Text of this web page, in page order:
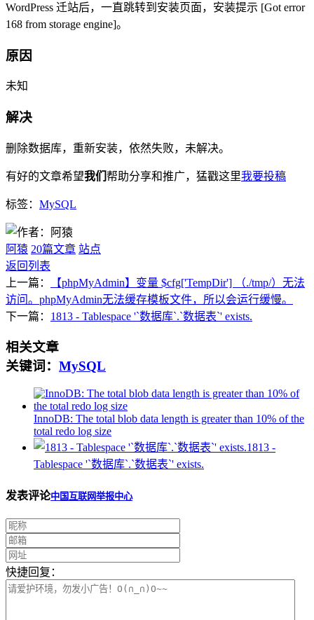
WordPress 迁站后，一直跳转到安装页面，安装提示 [Got error
168 from storage engine]。
原因
未知
解决
删除数据库，重新安装，依然失败，未解决。
有好的文章希望我们 帮助分享和推广，猛戳这里我要投稿
标签： MySQL
阿猿 20篇文章 站点
返回列表
上一篇：
【phpMyAdmin】变量 $cfg['TempDir'] （./tmp/）无法
访问。phpMyAdmin无法缓存模板文件，所以会运行缓慢。
下一篇： 1813 - Tablespace '`数据库`.`数据表`' exists.
相关文章
关键词： MySQL
InnoDB: The total blob data length is greater than 10% of the
total redo log size
1813 -
Tablespace '`数据库`.`数据表`' exists.
发表评论中国互联网举报中心
快捷回复：